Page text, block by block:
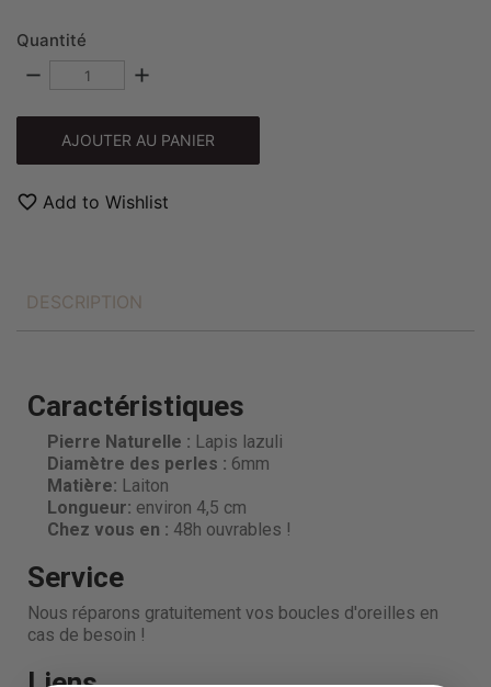
Quantité
remove add
AJOUTER AU PANIER
favorite_border Add to Wishlist
DESCRIPTION
Caractéristiques
Pierre Naturelle : Lapis lazuli
Diamètre des perles : 6mm
Matière: Laiton
Longueur: environ 4,5 cm
Chez vous en : 48h ouvrables !
Service
Nous réparons gratuitement vos boucles d'oreilles en
cas de besoin !